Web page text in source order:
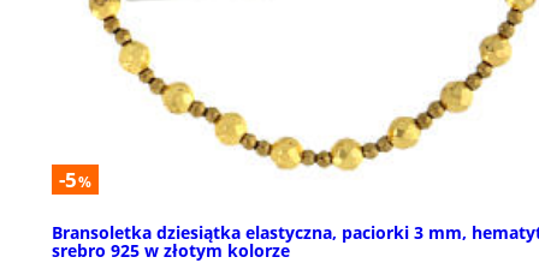
-5%
Bransoletka dziesiątka elastyczna, paciorki 3 mm,
srebro 925 w złotym kolorze